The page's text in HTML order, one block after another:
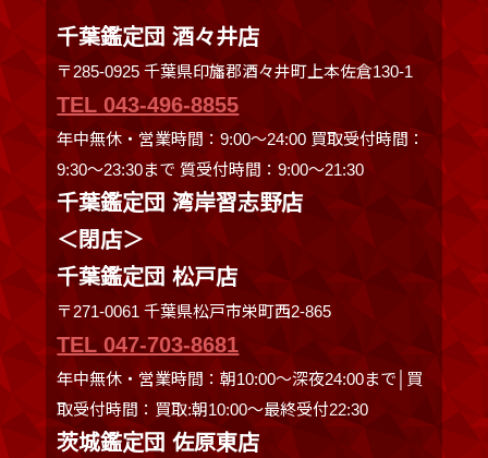
千葉鑑定団 酒々井店
〒285-0925 千葉県印旛郡酒々井町上本佐倉130-1
TEL 043-496-8855
年中無休・営業時間：9:00～24:00 買取受付時間：
9:30〜23:30まで 質受付時間：9:00～21:30
千葉鑑定団 湾岸習志野店
＜閉店＞
千葉鑑定団 松戸店
〒271-0061 千葉県松戸市栄町西2-865
TEL 047-703-8681
年中無休・営業時間：朝10:00～深夜24:00まで│買
取受付時間：買取:朝10:00～最終受付22:30
茨城鑑定団 佐原東店